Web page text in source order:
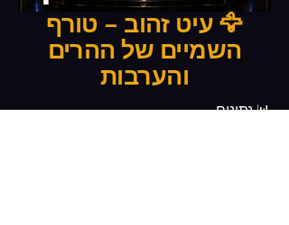
🦅 עיט זהוב – טורף
השמיים של ההרים
והערבות
📊 נתונים